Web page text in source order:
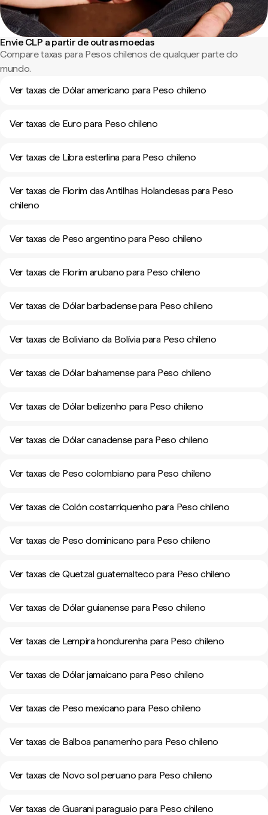
Envie CLP a partir de outras moedas
Compare taxas para Pesos chilenos de qualquer parte do
mundo.
Ver taxas de Dólar americano para Peso chileno
Ver taxas de Euro para Peso chileno
Ver taxas de Libra esterlina para Peso chileno
Ver taxas de Florim das Antilhas Holandesas para Peso
chileno
Ver taxas de Peso argentino para Peso chileno
Ver taxas de Florim arubano para Peso chileno
Ver taxas de Dólar barbadense para Peso chileno
Ver taxas de Boliviano da Bolívia para Peso chileno
Ver taxas de Dólar bahamense para Peso chileno
Ver taxas de Dólar belizenho para Peso chileno
Ver taxas de Dólar canadense para Peso chileno
Ver taxas de Peso colombiano para Peso chileno
Ver taxas de Colón costarriquenho para Peso chileno
Ver taxas de Peso dominicano para Peso chileno
Ver taxas de Quetzal guatemalteco para Peso chileno
Ver taxas de Dólar guianense para Peso chileno
Ver taxas de Lempira hondurenha para Peso chileno
Ver taxas de Dólar jamaicano para Peso chileno
Ver taxas de Peso mexicano para Peso chileno
Ver taxas de Balboa panamenho para Peso chileno
Ver taxas de Novo sol peruano para Peso chileno
Ver taxas de Guarani paraguaio para Peso chileno